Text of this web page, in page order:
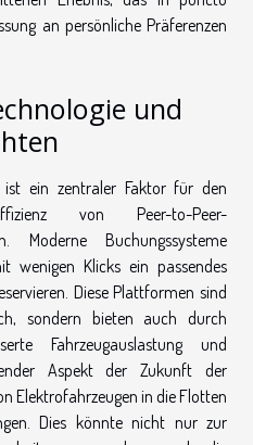
an persönliche Präferenzen
und
ist ein zentraler Faktor für den
von Peer-to-Peer-
Moderne Buchungssysteme
wenigen Klicks ein passendes
Diese Plattformen sind
sondern bieten auch durch
Fahrzeugauslastung und
Aspekt der Zukunft der
Elektrofahrzeugen in die Flotten
Dies könnte nicht nur zur